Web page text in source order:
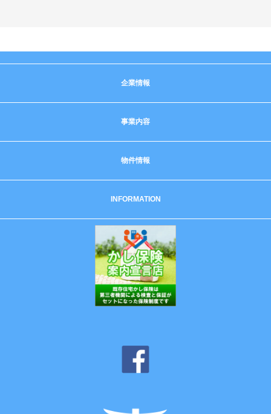
企業情報
事業内容
物件情報
INFORMATION